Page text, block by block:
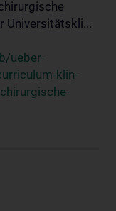
Universitätskli...
ueber-
klin-